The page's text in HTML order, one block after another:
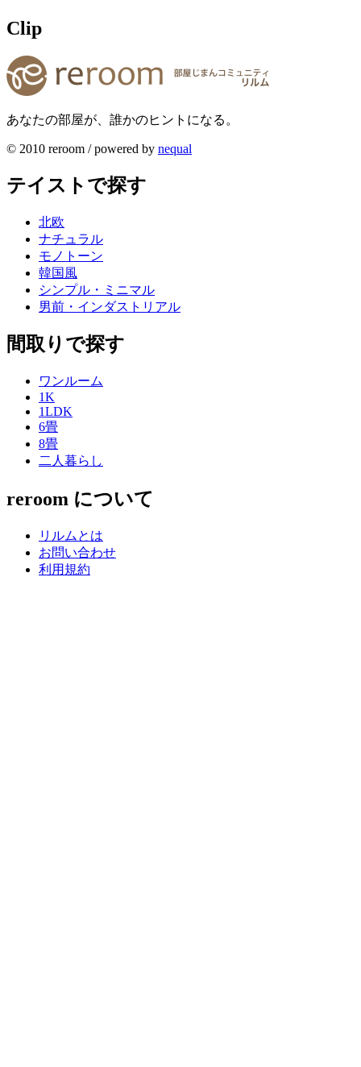
Clip
あなたの部屋が、誰かのヒントになる。
© 2010 reroom / powered by nequal
テイストで探す
北欧
ナチュラル
モノトーン
韓国風
シンプル・ミニマル
男前・インダストリアル
間取りで探す
ワンルーム
1K
1LDK
6畳
8畳
二人暮らし
reroom について
リルムとは
お問い合わせ
利用規約